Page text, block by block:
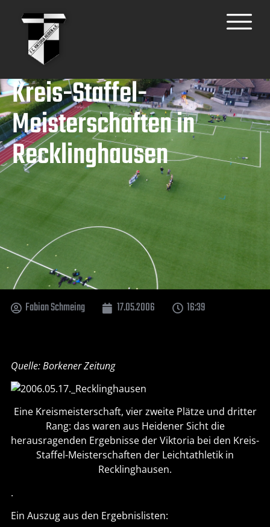
Kreis-Staffel-
Meisterschaften in
Recklinghausen
Fabian Schmeing 17.05.2006 16:39
Quelle: Borkener Zeitung
Eine Kreismeisterschaft, vier zweite Plätze und dritter
Rang: das waren aus Heidener Sicht die
herausragenden Ergebnisse der Viktoria bei den Kreis-
Staffel-Meisterschaften der Leichtathletik in
Recklinghausen.
.
Ein Auszug aus den Ergebnislisten: